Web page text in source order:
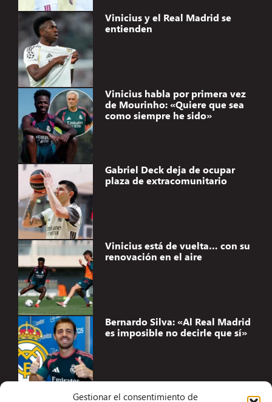
Gestionar el consentimiento de
Vinicius y el Real Madrid se
entienden
Vinicius habla por primera vez
de Mourinho: «Quiere que sea
como siempre he sido»
Gabriel Deck deja de ocupar
plaza de extracomunitario
Vinicius está de vuelta… con su
renovación en el aire
Bernardo Silva: «Al Real Madrid
es imposible no decirle que sí»